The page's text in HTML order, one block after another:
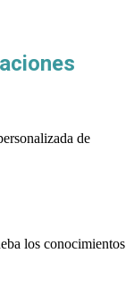
de
los conocimientos